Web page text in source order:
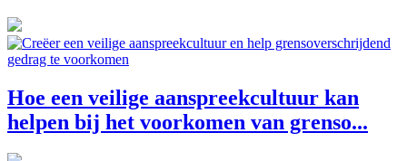
Hoe een veilige aanspreekcultuur kan
helpen bij het voorkomen van grenso...